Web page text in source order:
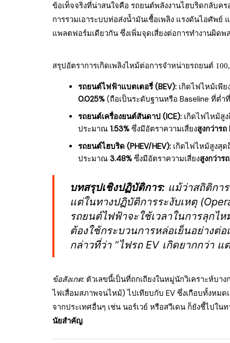
ข้อเท็จจริงที่น่าสนใจคือ รถยนต์พลังงานไฮบริดกลับค
การรวมเอาระบบท่อส่งน้ำมันเชื้อเพลิง แรงดันไอศัพ
แพลตฟอร์มเดียวกัน ซึ่งเพิ่มจุดเสี่ยงต่อการทำงานผิดพ
สรุปอัตราการเกิดเพลิงไหม้ต่อการจำหน่ายรถยนต์
รถยนต์ไฟฟ้าแบตเตอรี่ (BEV): เกิดไฟไหม้เพี
0.025% (ถือเป็นระดับฐานหรือ Baseline ที่ต่ำ
รถยนต์เครื่องยนต์สันดาป (ICE): เกิดไฟไหม้สู
ประมาณ 1.53% ซึ่งมีอัตราความเสี่ยงสูงกว่ารถ
รถยนต์ไฮบริด (PHEV/HEV): เกิดไฟไหม้สูงสุ
ประมาณ 3.48% ซึ่งมีอัตราความเสี่ยงสูงกว่าร
บทสรุปเชิงปฏิบัติการ: แม้ว่าสถิติกา
แต่ในทางปฏิบัติการระงับเหตุ
รถยนต์ไฟฟ้าจะใช้เวลาในการลุกไ
ต้องใช้กระบวนการหล่อเย็นอย่างต่
กล่าวที่ว่า “ไฟรถ EV เกิดยากกว่า แ
ข้อสังเกต: ตัวเลขนี้เป็นที่ถกเถียงในหมู่นักวิเคราะห์บา
ไฟเสื่อมสภาพจนไหม้) ไปเทียบกับ EV ซึ่งเกือบทั้งหม
จากประเทศอื่นๆ เช่น นอร์เวย์ หรือสวีเดน ก็ยังชี้ไปใน
นัยสำคัญ